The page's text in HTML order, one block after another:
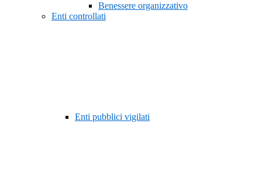
Benessere organizzativo
Enti controllati
Enti pubblici vigilati